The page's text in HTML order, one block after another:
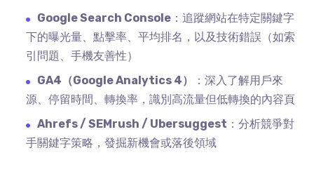
Google Search Console ：追蹤網站在特定關鍵字
下的曝光量、點擊率、平均排名，以及技術錯誤（如索
引問題、手機友善性）
GA4 （Google Analytics 4）
：深入了解用戶來
源、停留時間、轉換率，識別高流量但低轉換的內容頁
Ahrefs / SEMrush / Ubersuggest ：分析競爭對
手關鍵字策略，發掘新機會或落後領域